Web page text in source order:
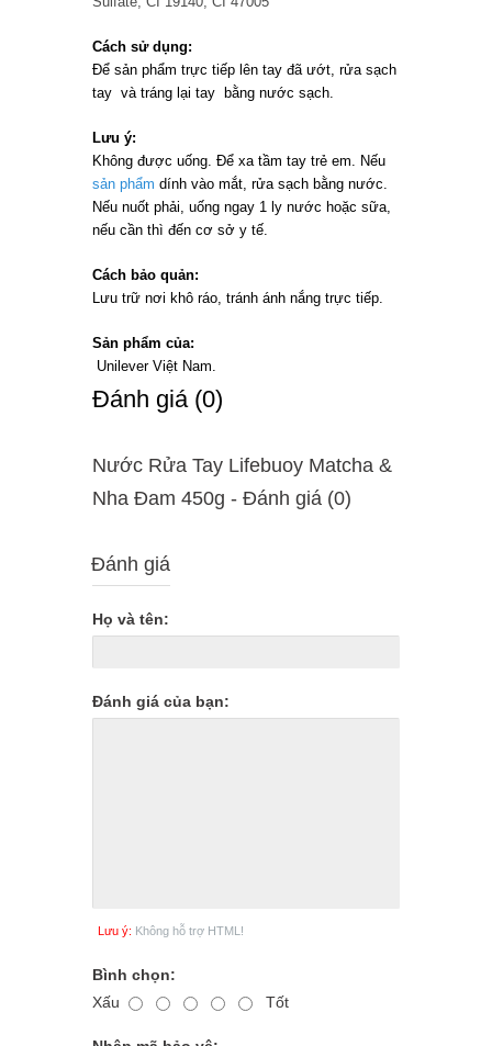
Cách sử dụng:
Để sản phẩm trực tiếp lên tay đã ướt, rửa sạch
tay và tráng lại tay bằng nước sạch.
Lưu ý:
Không được uống. Để xa tầm tay trẻ em. Nếu
sản phẩm dính vào mắt, rửa sạch bằng nước.
Nếu nuốt phải, uống ngay 1 ly nước hoặc sữa,
nếu cần thì đến cơ sở y tế.
Cách bảo quản:
Lưu trữ nơi khô ráo, tránh ánh nắng trực tiếp.
Sản phẩm của:
Unilever Việt Nam.
Ðánh giá (0)
Nước Rửa Tay Lifebuoy Matcha &
Nha Đam 450g - Ðánh giá (0)
Đánh giá
Họ và tên:
Đánh giá của bạn:
Lưu ý: Không hỗ trợ HTML!
Bình chọn:
Xấu
Tốt